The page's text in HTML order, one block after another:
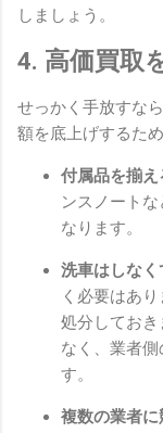
しましょう。
4. 高価買取
せっかく手放すな
額を底上げするた
付属品を揃え
ンスノート
なります。
洗車はしなく
く必要はあ
処分してお
なく、業者
す。
複数の業者に